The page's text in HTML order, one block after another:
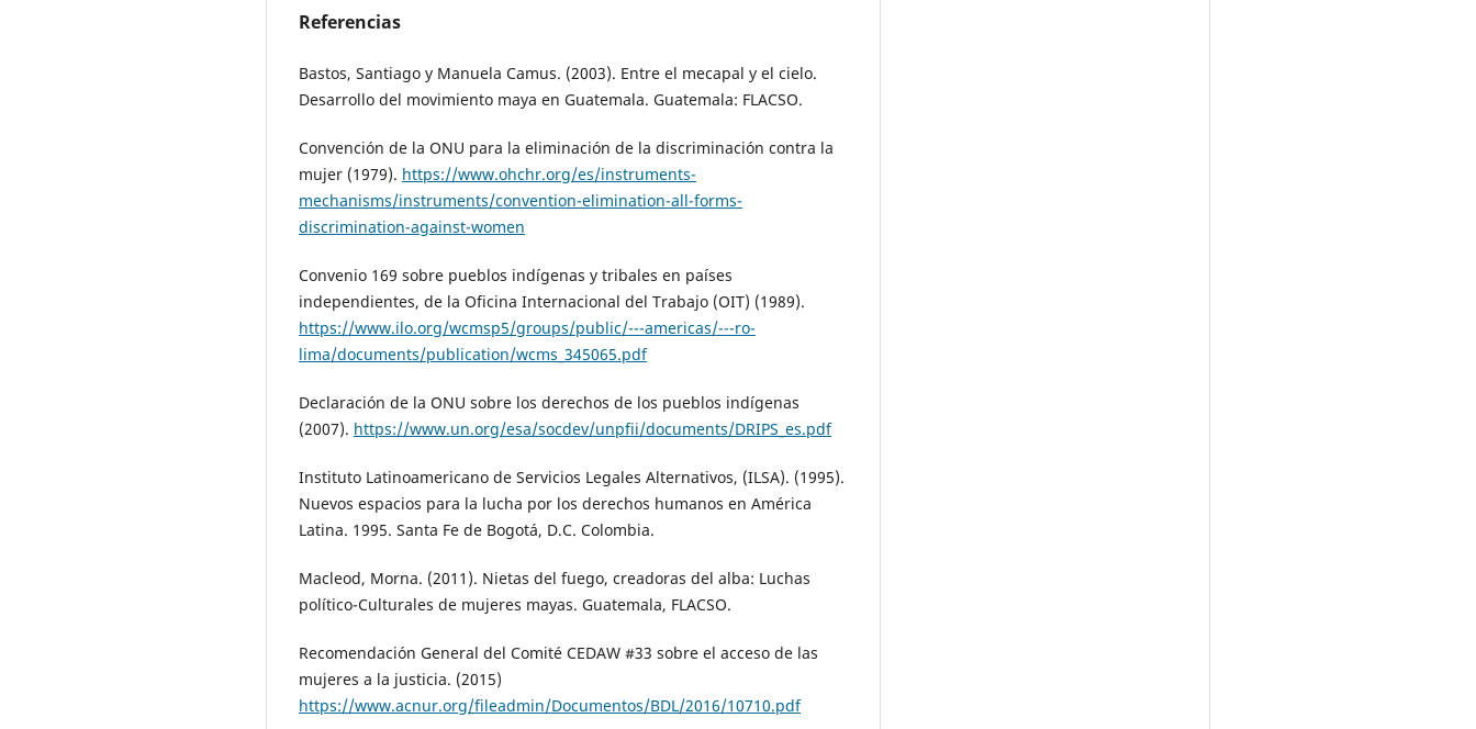
Referencias
Bastos, Santiago y Manuela Camus. (2003). Entre el mecapal y el cielo.
Desarrollo del movimiento maya en Guatemala. Guatemala: FLACSO.
Convención de la ONU para la eliminación de la discriminación contra la
mujer (1979). https://www.ohchr.org/es/instruments-
mechanisms/instruments/convention-elimination-all-forms-
discrimination-against-women
Convenio 169 sobre pueblos indígenas y tribales en países
independientes, de la Oficina Internacional del Trabajo (OIT) (1989).
https://www.ilo.org/wcmsp5/groups/public/---americas/---ro-
lima/documents/publication/wcms_345065.pdf
Declaración de la ONU sobre los derechos de los pueblos indígenas
(2007). https://www.un.org/esa/socdev/unpfii/documents/DRIPS_es.pdf
Instituto Latinoamericano de Servicios Legales Alternativos, (ILSA). (1995).
Nuevos espacios para la lucha por los derechos humanos en América
Latina. 1995. Santa Fe de Bogotá, D.C. Colombia.
Macleod, Morna. (2011). Nietas del fuego, creadoras del alba: Luchas
político-Culturales de mujeres mayas. Guatemala, FLACSO.
Recomendación General del Comité CEDAW #33 sobre el acceso de las
mujeres a la justicia. (2015)
https://www.acnur.org/fileadmin/Documentos/BDL/2016/10710.pdf